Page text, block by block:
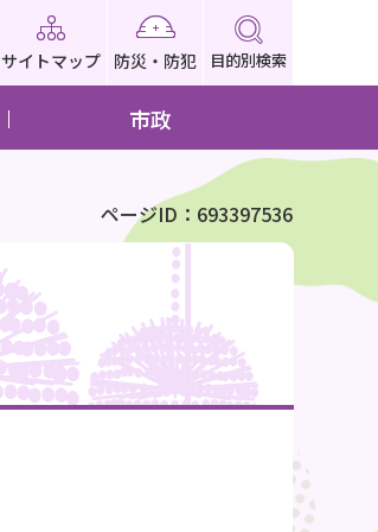
サイトマップ 防災・防犯 目的別検索
市政
ページID：693397536